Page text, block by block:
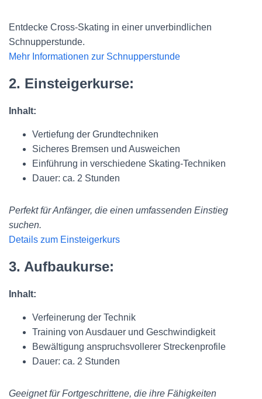
Entdecke Cross-Skating in einer unverbindlichen
Schnupperstunde.
Mehr Informationen zur Schnupperstunde
2. Einsteigerkurse:
Inhalt:
Vertiefung der Grundtechniken
Sicheres Bremsen und Ausweichen
Einführung in verschiedene Skating-Techniken
Dauer: ca. 2 Stunden
Perfekt für Anfänger, die einen umfassenden Einstieg
suchen.
Details zum Einsteigerkurs
3. Aufbaukurse:
Inhalt:
Verfeinerung der Technik
Training von Ausdauer und Geschwindigkeit
Bewältigung anspruchsvollerer Streckenprofile
Dauer: ca. 2 Stunden
Geeignet für Fortgeschrittene, die ihre Fähigkeiten